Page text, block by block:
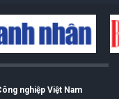
nghiệp Việt Nam